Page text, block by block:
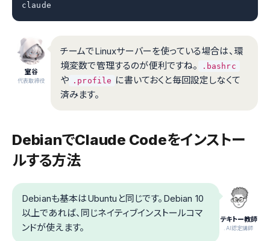
claude
室谷
代表取締役
チームでLinuxサーバーを使っている場合は、環
境変数で管理するのが便利ですね。
.bashrc
や .profile に書いておくと毎回設定しなくて
済みます。
DebianでClaude Codeをインストー
ルする方法
テキトー教師
.AI認定講師
Debianも基本はUbuntuと同じです。Debian 10
以上であれば、同じネイティブインストールコマ
ンドが使えます。